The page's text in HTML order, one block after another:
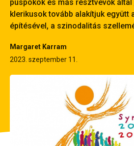
püspökök és más résztvevők
klerikusok tovább alakítjuk együtt
építésével, a szinodalitás
Margaret Karram
2023. szeptember 11.